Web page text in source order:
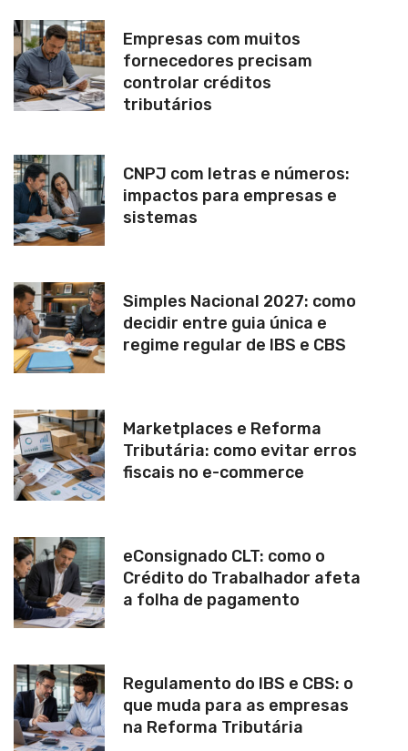
Empresas com muitos
fornecedores precisam
controlar créditos
tributários
CNPJ com letras e números:
impactos para empresas e
sistemas
Simples Nacional 2027: como
decidir entre guia única e
regime regular de IBS e CBS
Marketplaces e Reforma
Tributária: como evitar erros
fiscais no e-commerce
eConsignado CLT: como o
Crédito do Trabalhador afeta
a folha de pagamento
Regulamento do IBS e CBS: o
que muda para as empresas
na Reforma Tributária